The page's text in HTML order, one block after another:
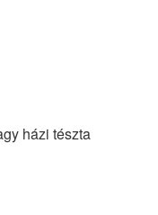
házi tészta